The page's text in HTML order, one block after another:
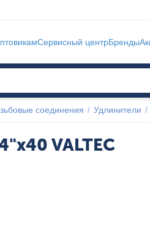
Сервисный центрБренды
соединения / Удлинители /
VALTEC